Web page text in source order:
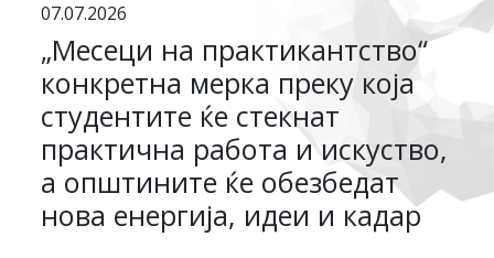
07.07.2026
„Месеци на практикантство“
конкретна мерка преку која
студентите ќе стекнат
практична работа и искуство,
а општините ќе обезбедат
нова енергија, идеи и кадар